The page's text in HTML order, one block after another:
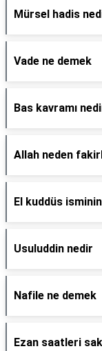
Mürsel hadis
Vade ne demek
Bas kavramı
Allah neden
El kuddüs
Usuluddin nedir
Nafile ne demek
Ezan saatleri